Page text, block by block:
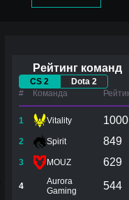
Рейтинг команд
CS 2
Dota 2
#
Команда
1 Vitality 1000
2 Spirit 849
3 MOUZ 629
4
Aurora
Gaming
544